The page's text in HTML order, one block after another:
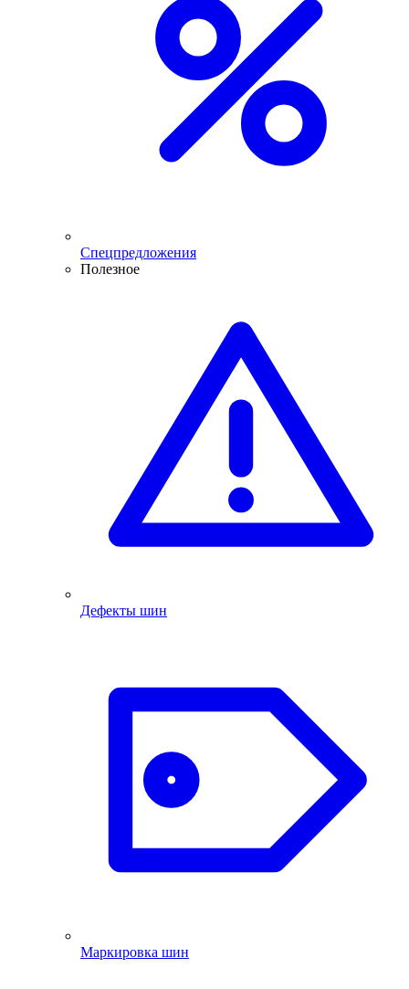
Спецпредложения
Полезное
Дефекты шин
Маркировка шин